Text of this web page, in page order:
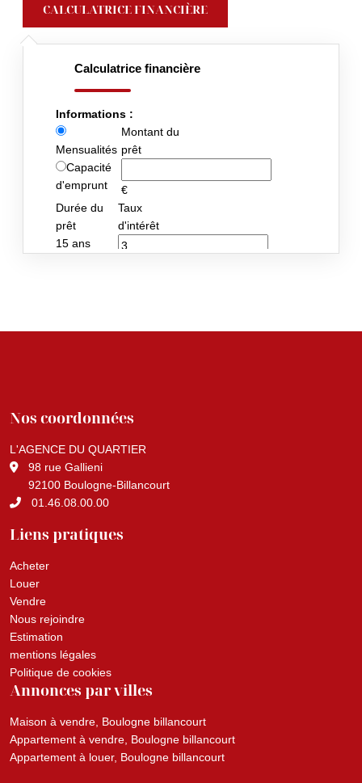
CALCULATRICE FINANCIÈRE
Nos coordonnées
L'AGENCE DU QUARTIER
98 rue Gallieni
92100 Boulogne-Billancourt
01.46.08.00.00
Liens pratiques
Acheter
Louer
Vendre
Nous rejoindre
Estimation
mentions légales
Politique de cookies
Annonces par villes
Maison à vendre, Boulogne billancourt
Appartement à vendre, Boulogne billancourt
Appartement à louer, Boulogne billancourt